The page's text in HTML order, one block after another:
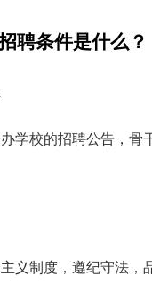
聘条件是什么？
学校的招聘公告，骨
义制度，遵纪守法，